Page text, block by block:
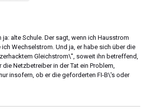
ja: alte Schule. Der sagt, wenn ich Hausstrom
ich Wechselstrom. Und ja, er habe sich über die
Gleichstrom\", soweit ihn betreffend,
Netzbetreiber in der Tat ein Problem,
insofern, ob er die geforderten FI-B\'s oder